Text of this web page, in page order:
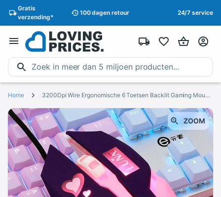
Gratis
verzending*
100 dagen retour 24/7 service
Home 3200Dpi Wire Ergonomische 6 Toetsen Backlit Gaming Mouse Voor Laptop Computer Notebook Pc Gamer Muizen Roze Meisje Vrouw Leuke game Muis
ZOOM